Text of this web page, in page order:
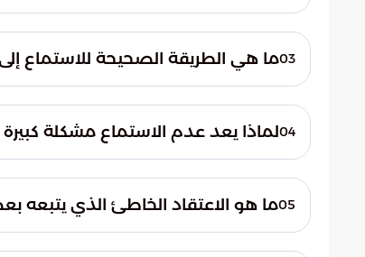
إلى انهيار العلاقة.03ما هي الطريقة الصحيحة للاستماع
بالصمت.04لماذا يعد عدم الاستماع مشكلة كبيرة
التقدير.05ما هو الاعتقاد الخاطئ الذي يتبعه